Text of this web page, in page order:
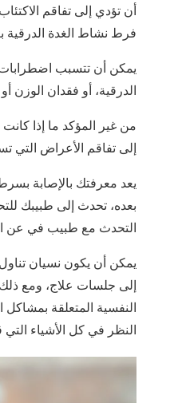
أن تؤدي إلى تفاقم
فرط نشاط الغدة الدرقية
يمكن أن تتسبب
الدرقية، أو فقدان الوزن
من غير المؤكد ما إذا
إلى تفاقم الأعراض التي
يعد معرفتك بالإصابة
بعده، تحدث إلى طبيبك
التحدث مع طبيب في عن
يمكن أن يكون نسيان تناول
إلى جلسات علاج، ومع
النفسية المتعلقة بمشاكل
النظر في كل الأشياء التي